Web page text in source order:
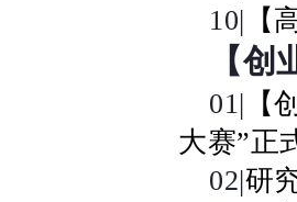
10| 【
【创
01| 【
大赛”正
02|研